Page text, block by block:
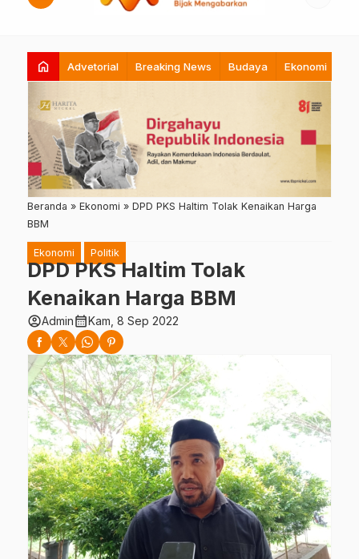
home Advetorial Breaking News Budaya Ekonomi
Beranda » Ekonomi » DPD PKS Haltim Tolak Kenaikan Harga
BBM
Ekonomi Politik
DPD PKS Haltim Tolak
Kenaikan Harga BBM
account_circleAdmincalendar_monthKam, 8 Sep 2022